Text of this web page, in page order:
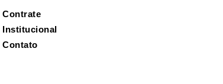
Contrate
Institucional
Contato